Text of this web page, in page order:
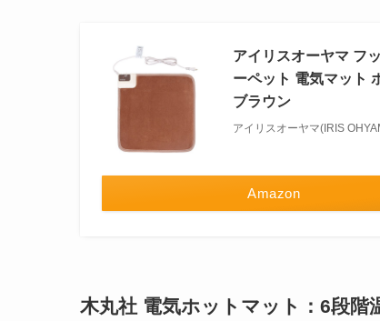
アイリスオーヤマ フ
ーペット 電気マット
ブラウン
アイリスオーヤマ(IRIS
Amazon
木丸社 電気ホットマット ：6段階